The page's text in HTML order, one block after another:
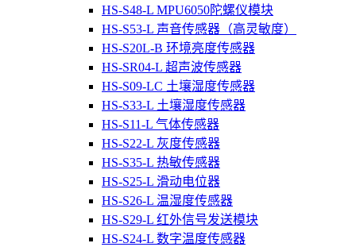
HS-S48-L MPU6050陀螺仪模块
HS-S53-L 声音传感器（高灵敏度）
HS-S20L-B 环境亮度传感器
HS-SR04-L 超声波传感器
HS-S09-LC 土壤湿度传感器
HS-S33-L 土壤湿度传感器
HS-S11-L 气体传感器
HS-S22-L 灰度传感器
HS-S35-L 热敏传感器
HS-S25-L 滑动电位器
HS-S26-L 温湿度传感器
HS-S29-L 红外信号发送模块
HS-S24-L 数字温度传感器